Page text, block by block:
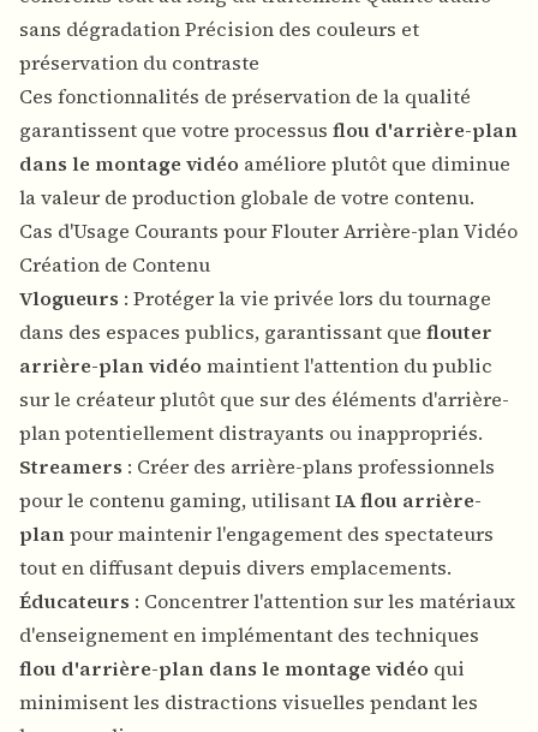
sans dégradation Précision des couleurs et
préservation du contraste
Ces fonctionnalités de préservation de la qualité
garantissent que votre processus flou d'arrière-plan
dans le montage vidéo améliore plutôt que diminue
la valeur de production globale de votre contenu.
Cas d'Usage Courants pour Flouter Arrière-plan Vidéo
Création de Contenu
Vlogueurs : Protéger la vie privée lors du tournage
dans des espaces publics, garantissant que flouter
arrière-plan vidéo maintient l'attention du public
sur le créateur plutôt que sur des éléments d'arrière-
plan potentiellement distrayants ou inappropriés.
Streamers : Créer des arrière-plans professionnels
pour le contenu gaming, utilisantIA flou arrière-
planpour maintenir l'engagement des spectateurs
tout en diffusant depuis divers emplacements.
Éducateurs : Concentrer l'attention sur les matériaux
d'enseignement en implémentant des techniques
flou d'arrière-plan dans le montage vidéo qui
minimisent les distractions visuelles pendant les